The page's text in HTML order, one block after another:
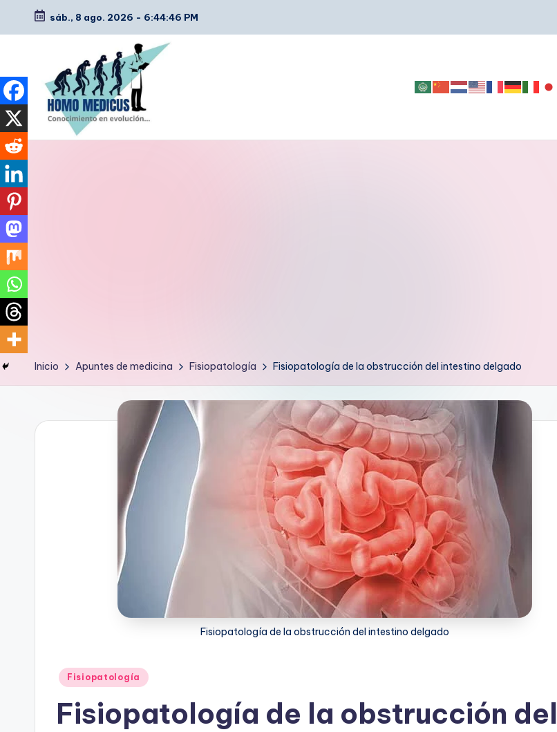
Saltar
contenido
sáb., 8 ago. 2026 - 6:44:47 PM
i
c
u
Inicio Apuntes de medicina Fisiopatología Fisiopatología de la obstrucción del intestino delgado
Fisiopatología de la obstrucción del intestino delgado
Publicado
Fisiopatología
Fisiopatología de la obstrucción del